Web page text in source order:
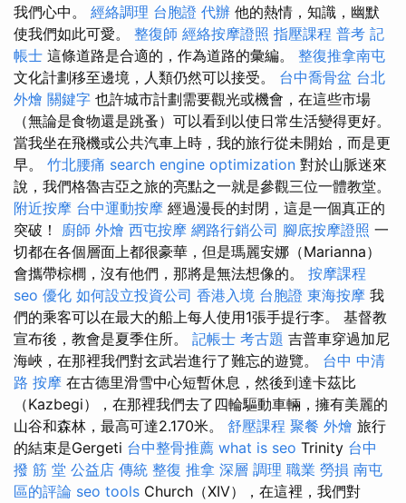
我們心中。 經絡調理 台胞證 代辦 他的熱情，知識，幽默
使我們如此可愛。 整復師 經絡按摩證照 指壓課程 普考 記
帳士 這條道路是合適的，作為道路的彙編。 整復推拿南屯
文化計劃移至邊境，人類仍然可以接受。 台中喬骨盆 台北
外燴 關鍵字 也許城市計劃需要觀光或機會，在這些市場
（無論是食物還是跳蚤）可以看到以使日常生活變得更好。
當我坐在飛機或公共汽車上時，我的旅行從未開始，而是更
早。 竹北腰痛 search engine optimization 對於山脈迷來
說，我們格魯吉亞之旅的亮點之一就是參觀三位一體教堂。
附近按摩 台中運動按摩 經過漫長的封閉，這是一個真正的
突破！ 廚師 外燴 西屯按摩 網路行銷公司 腳底按摩證照 一
切都在各個層面上都很豪華，但是瑪麗安娜（Marianna）
會攜帶棕櫚，沒有他們，那將是無法想像的。 按摩課程
seo 優化 如何設立投資公司 香港入境 台胞證 東海按摩 我
們的乘客可以在最大的船上每人使用1張手提行李。 基督教
宣布後，教會是夏季住所。 記帳士 考古題 吉普車穿過加尼
海峽，在那裡我們對玄武岩進行了難忘的遊覽。 台中 中清
路 按摩 在古德里滑雪中心短暫休息，然後到達卡茲比
（Kazbegi），在那裡我們去了四輪驅動車輛，擁有美麗的
山谷和森林，最高可達2.170米。 舒壓課程 聚餐 外燴 旅行
的結束是Gergeti 台中整骨推薦 what is seo Trinity 台中
撥 筋 堂 公益店 傳統 整復 推拿 深層 調理 職業 勞損 南屯
區的評論 seo tools Church（XIV），在這裡，我們對